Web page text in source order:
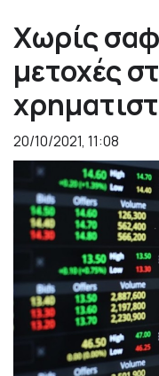
Xωρίς
μετοχές
20/10/2021, 11:08